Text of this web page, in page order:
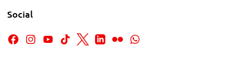
Social